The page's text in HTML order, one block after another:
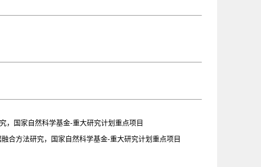
，国家自然科学基金-重大研究计划重点项目
合方法研究，国家自然科学基金-重大研究计划重点项目